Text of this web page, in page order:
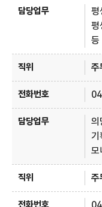
평
평
등
주
의
기
모
주